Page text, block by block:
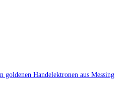
goldenen Handelektronen aus Messing